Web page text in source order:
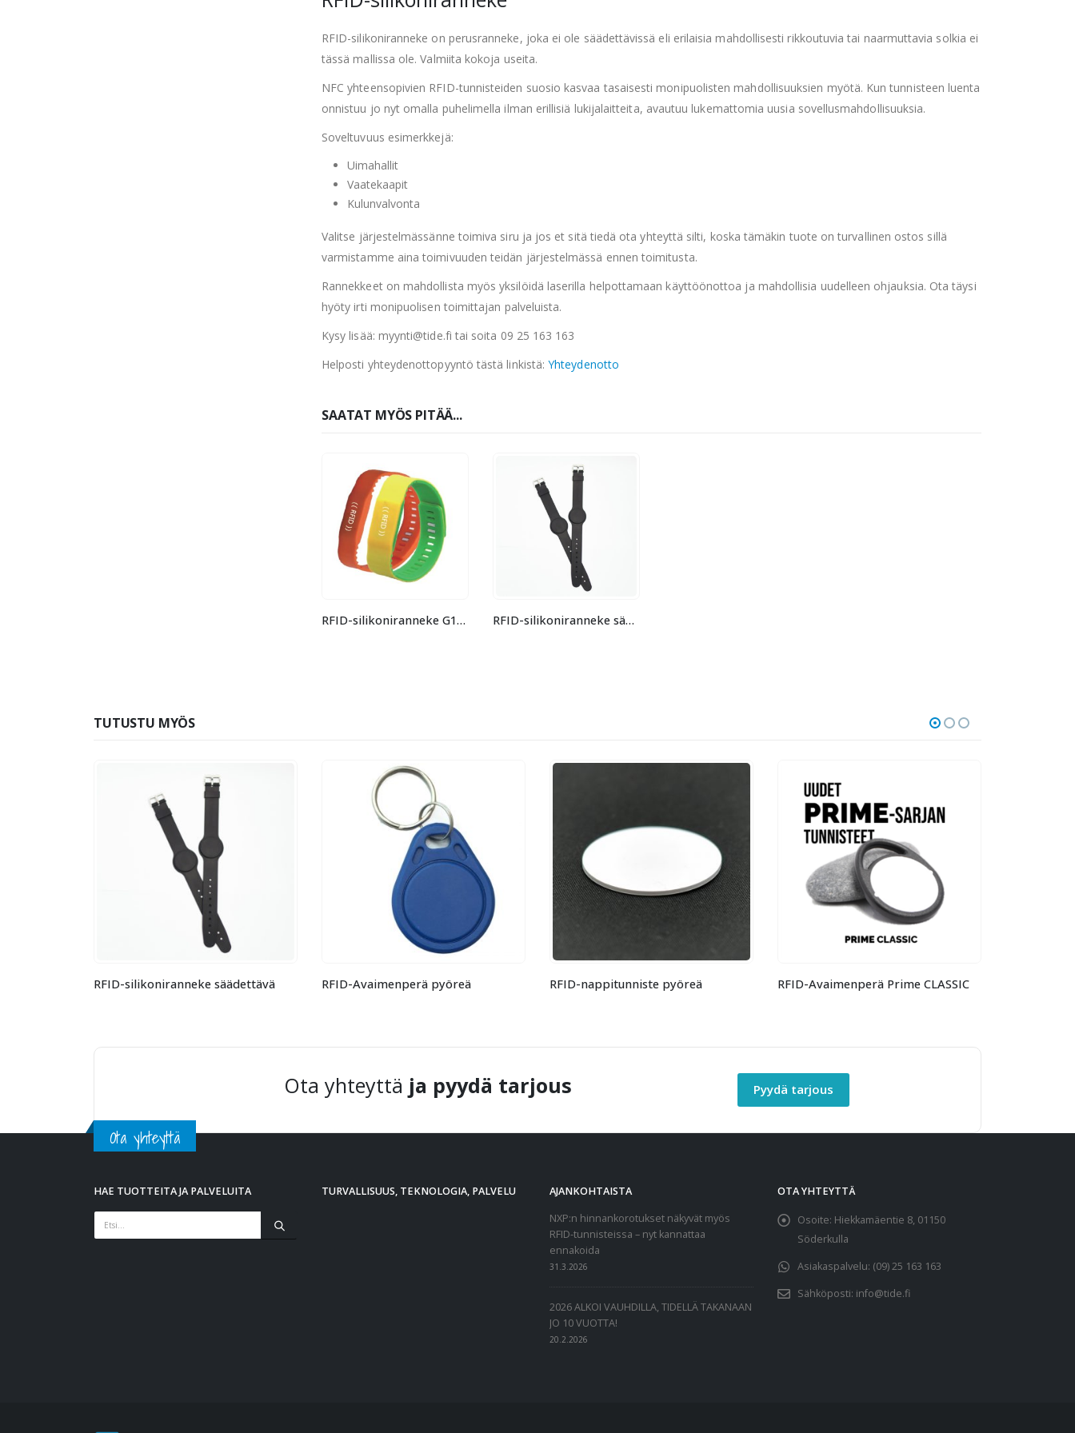
RFID-silikoniranneke on perusranneke, joka ei ole säädettävissä eli erilaisia mahdollisesti rikkoutuvia tai naarmuttavia solkia ei
tässä mallissa ole. Valmiita kokoja useita.
NFC yhteensopivien RFID-tunnisteiden suosio kasvaa tasaisesti monipuolisten mahdollisuuksien myötä. Kun tunnisteen luenta
onnistuu jo nyt omalla puhelimella ilman erillisiä lukijalaitteita, avautuu lukemattomia uusia sovellusmahdollisuuksia.
Soveltuvuus esimerkkejä:
Uimahallit
Vaatekaapit
Kulunvalvonta
Valitse järjestelmässänne toimiva siru ja jos et sitä tiedä ota yhteyttä silti, koska tämäkin tuote on turvallinen ostos sillä
varmistamme aina toimivuuden teidän järjestelmässä ennen toimitusta.
Rannekkeet on mahdollista myös yksilöidä laserilla helpottamaan käyttöönottoa ja mahdollisia uudelleen ohjauksia. Ota täysi
hyöty irti monipuolisen toimittajan palveluista.
Kysy lisää: myynti@tide.fi tai soita 09 25 163 163
Helposti yhteydenottopyyntö tästä linkistä:Yhteydenotto
SAATAT MYÖS PITÄÄ...
RFID-silikoniranneke G15 säädettävä RFID-silikoniranneke säädettävä
TUTUSTU MYÖS
RFID-Avaimenperä pyöreä RFID-nappitunniste pyöreä RFID-Avaimenperä Prime CLASSIC RFID/NFC tagi -Confidex Ironside Micro NTAG213
Ota yhteyttä ja pyydä tarjous Pyydä tarjous
Ota yhteyttä
HAE TUOTTEITA JA PALVELUITA TURVALLISUUS, TEKNOLOGIA, PALVELU
AJANKOHTAISTA
NXP:n hinnankorotukset näkyvät myös
RFID-tunnisteissa – nyt kannattaa
ennakoida
31.3.2026
2026 ALKOI VAUHDILLA, TIDELLÄ TAKANAAN
JO 10 VUOTTA!
20.2.2026
OTA YHTEYTTÄ
Osoite: Hiekkamäentie 8, 01150
Söderkulla
Asiakaspalvelu: (09) 25 163 163
Sähköposti: info@tide.fi